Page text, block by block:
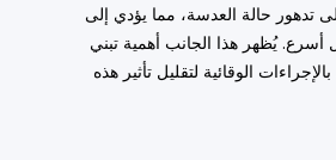
تدهور حالة العدسة، مما يؤدي إلى
أسرع. يُظهر هذا الجانب أهمية تبني
الوقائية لتقليل تأثير هذه